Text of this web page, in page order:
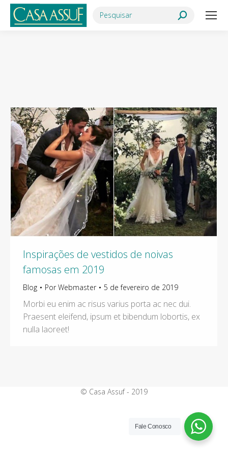
Search:
Inspirações de vestidos de noivas
famosas em 2019
Blog PorWebmaster 5 de fevereiro de 2019
Morbi eu enim ac risus varius porta ac nec dui.
Praesent eleifend, ipsum et bibendum lobortis, ex
nulla laoreet!
© Casa Assuf - 2019
Fale Conosco